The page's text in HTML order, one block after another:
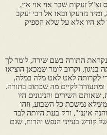
זעקות שבר אוי אוי אוי,
נזדעקו ובאו אל רבי יעקב
לא היו אלא על שלא הספיק
התורה בשם שירה, לומר לך
וקרוב לומר שמכאן הוציאו
לקרותה לאט לאט מלה במלה,
ומתעורר לקיים מה שכתוב בתורה.
השירים והניגונים היו
נמשכת כל השבוע, וזהו
איננו", ורק בעת היותה לבד
בעייני הנפש והרוח, שגם